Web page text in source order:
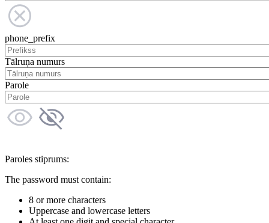
phone_prefix
Tālruņa numurs
Parole
Paroles stiprums:
The password must contain:
8 or more characters
Uppercase and lowercase letters